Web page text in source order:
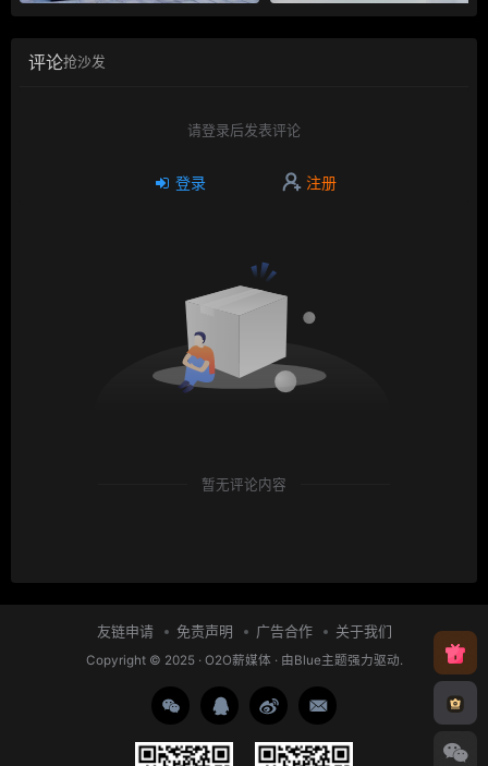
评论抢沙发
请登录后发表评论
登录 注册
暂无评论内容
友链申请 免责声明 广告合作 关于我们
Copyright © 2025 · O2O薪媒体 · 由Blue主题强力驱动.